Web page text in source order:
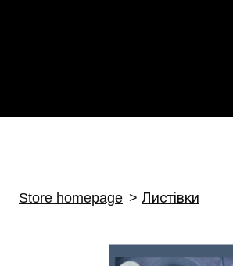
Store homepage Листівки